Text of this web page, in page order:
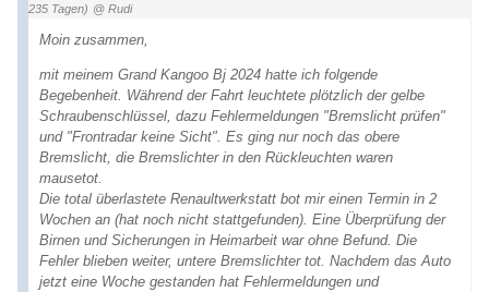
235 Tagen) @ Rudi
Moin zusammen,
mit meinem Grand Kangoo Bj 2024 hatte ich folgende
Begebenheit. Während der Fahrt leuchtete plötzlich der gelbe
Schraubenschlüssel, dazu Fehlermeldungen "Bremslicht prüfen"
und "Frontradar keine Sicht". Es ging nur noch das obere
Bremslicht, die Bremslichter in den Rückleuchten waren
mausetot.
Die total überlastete Renaultwerkstatt bot mir einen Termin in 2
Wochen an (hat noch nicht stattgefunden). Eine Überprüfung der
Birnen und Sicherungen in Heimarbeit war ohne Befund. Die
Fehler blieben weiter, untere Bremslichter tot. Nachdem das Auto
jetzt eine Woche gestanden hat Fehlermeldungen und